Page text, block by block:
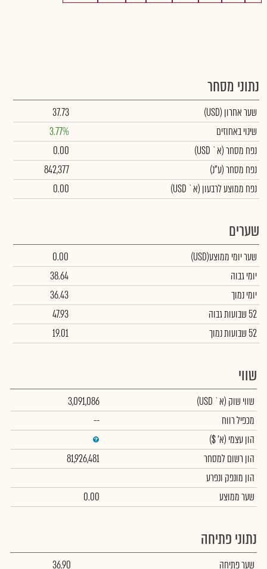
נתוני מסחר
שער אחרון (USD)
37.73
שינוי באחוזים
3.77%
נפח מסחר(א` USD)
0.00
נפח מסחר(ע"נ)
842,377
נפח ממוצע לרבעון (א` USD)
0.00
שערים
שער יומי ממוצע(USD)
0.00
יומי גבוה
38.64
יומי נמוך
36.43
52 שבועות גבוה
47.93
52 שבועות נמוך
19.01
שווי
שווי שוק (א` USD)
3,091,086
מכפיל רווח
--
הון עצמי (א' $)
הון רשום למסחר
81,926,481
הון מונפק ונפרע
שער ממוצע
0.00
נתוני פתיחה
שער פתיחה 36.90